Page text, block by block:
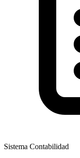
Sistema Contabilidad